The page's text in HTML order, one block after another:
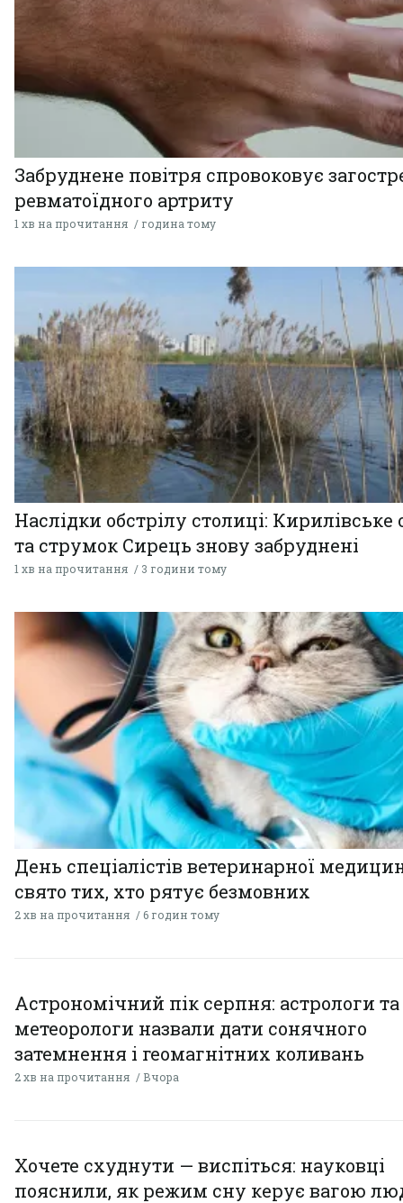
Забруднене повітря спровоковує
ревматоїдного артриту
1 хв на прочитання година тому
Наслідки обстрілу столиці: Кирилівське
та струмок Сирець знову забруднені
1 хв на прочитання 3 години тому
День спеціалістів ветеринарної
свято тих, хто рятує безмовних
2 хв на прочитання 6 годин тому
Астрономічний пік серпня: астрологи та
метеорологи назвали дати сонячного
затемнення і геомагнітних коливань
2 хв на прочитання Вчора
Хочете схуднути — виспіться: науковці
пояснили, як режим сну керує вагою